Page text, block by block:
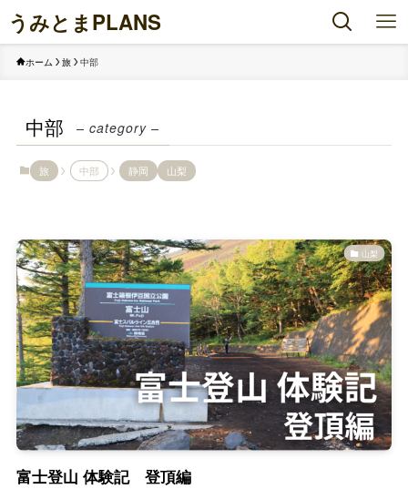
うみとまPLANS
ホーム 旅 中部
中部 – category –
旅 中部 静岡 山梨
山梨
富士登山 体験記 登頂編